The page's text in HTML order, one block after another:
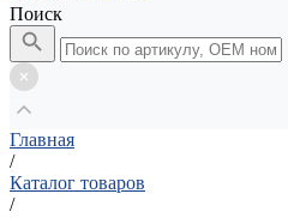
Поиск
Главная
/
Каталог товаров
/